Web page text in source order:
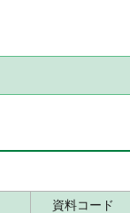
資料コード